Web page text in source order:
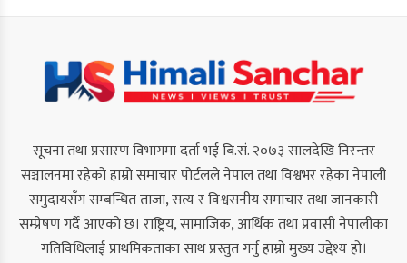
सूचना तथा प्रसारण विभागमा दर्ता भई बि.सं. २०७३ सालदेखि निरन्तर
सञ्चालनमा रहेको हाम्रो समाचार पोर्टलले नेपाल तथा विश्वभर रहेका नेपाली
समुदायसँग सम्बन्धित ताजा, सत्य र विश्वसनीय समाचार तथा जानकारी
सम्प्रेषण गर्दै आएको छ। राष्ट्रिय, सामाजिक, आर्थिक तथा प्रवासी नेपालीका
गतिविधिलाई प्राथमिकताका साथ प्रस्तुत गर्नु हाम्रो मुख्य उद्देश्य हो।